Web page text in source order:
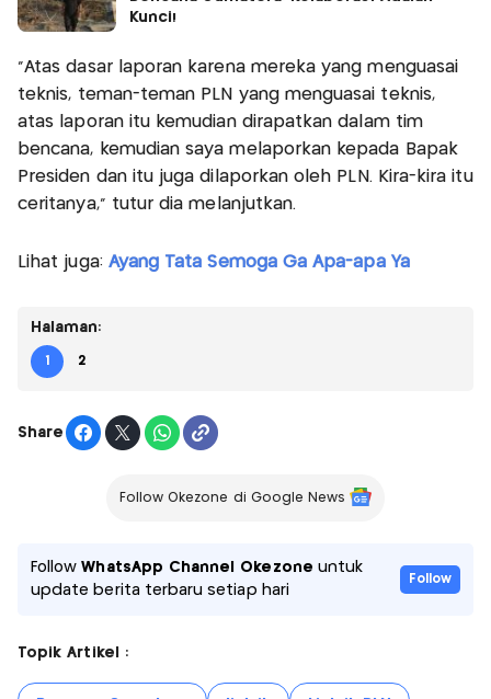
Kunci!
"Atas dasar laporan karena mereka yang menguasai
teknis, teman-teman PLN yang menguasai teknis,
atas laporan itu kemudian dirapatkan dalam tim
bencana, kemudian saya melaporkan kepada Bapak
Presiden dan itu juga dilaporkan oleh PLN. Kira-kira itu
ceritanya," tutur dia melanjutkan.
Lihat juga: Ayang Tata Semoga Ga Apa-apa Ya
Halaman:
1 2
Share
Follow Okezone di Google News
FollowWhatsApp Channel Okezone untuk
update berita terbaru setiap hari
Follow
Topik Artikel :